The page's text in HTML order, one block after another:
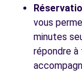
vous
minutes
répondre